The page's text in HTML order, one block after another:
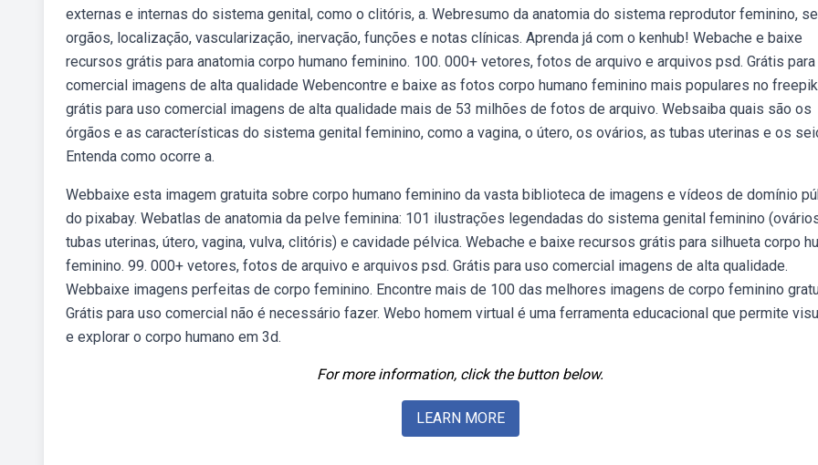
externas e internas do sistema genital, como o clitóris, a. Webresumo da anatomia do sistema reprodutor feminino,
orgãos, localização, vascularização, inervação, funções e notas clínicas. Aprenda já com o kenhub! Webache e baixe
recursos grátis para anatomia corpo humano feminino. 100. 000+ vetores, fotos de arquivo e arquivos psd. Grátis
comercial imagens de alta qualidade Webencontre e baixe as fotos corpo humano feminino mais populares no freepik
grátis para uso comercial imagens de alta qualidade mais de 53 milhões de fotos de arquivo. Websaiba quais são os
órgãos e as características do sistema genital feminino, como a vagina, o útero, os ovários, as tubas uterinas e os
Entenda como ocorre a.
Webbaixe esta imagem gratuita sobre corpo humano feminino da vasta biblioteca de imagens e vídeos de domínio
do pixabay. Webatlas de anatomia da pelve feminina: 101 ilustrações legendadas do sistema genital feminino
tubas uterinas, útero, vagina, vulva, clitóris) e cavidade pélvica. Webache e baixe recursos grátis para silhueta corpo
feminino. 99. 000+ vetores, fotos de arquivo e arquivos psd. Grátis para uso comercial imagens de alta qualidade.
Webbaixe imagens perfeitas de corpo feminino. Encontre mais de 100 das melhores imagens de corpo feminino
Grátis para uso comercial não é necessário fazer. Webo homem virtual é uma ferramenta educacional que permite
e explorar o corpo humano em 3d.
For more information, click the button below.
LEARN MORE